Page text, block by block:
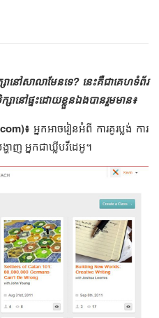
នៅ​សាលា​មែន​ទេ? នេះ​គឺ​ជា​គេហទំព័រ​
សា​នៅ​ផ្ទះ​ដោយ​ខ្លួន​ឯង​បាន​​រួម​មាន​៖
៖​ អ្នក​អាច​រៀន​អំពី​ ការ​គូរ​ប្លង់​ ការ​
ាញ អ្នក​ជា​ឃ្លីប​វីដេអូ។